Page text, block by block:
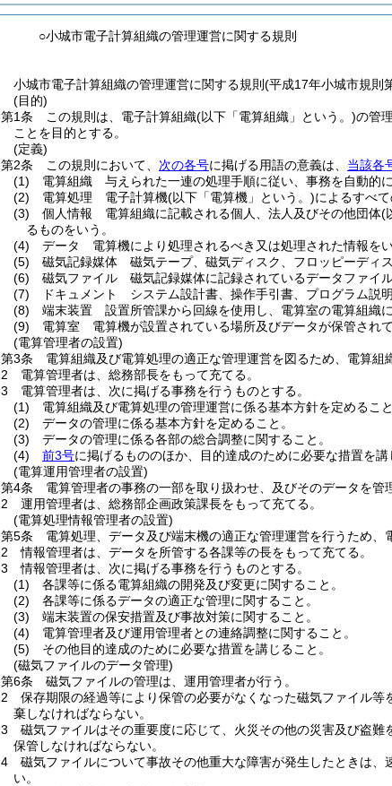
○小城市電子計算組織の管理運営に関する規則
小城市電子計算組織の管理運営に関する規則(平成17年小城市規則
(目的)
第1条
この規則は、電子計算組織(以下「電算組織」という。)の管
ことを目的とする。
(定義)
第2条
この規則において、 次の各号に掲げる用語の意義は、 当該各
(1)
電算組織 与えられた一連の処理手順に従い、事務を自動的
(2)
電算処理 電子計算機(以下「電算機」という。)によるすべて
(3)
個人情報 電算組織に記載される個人、法人及びその他団体(
るものをいう。
(4)
データ 電算機により処理されるべき又は処理された情報をい
(5)
磁気記録媒体 磁気テープ、磁気ディスク、フロッピーディ
(6)
磁気ファイル 磁気記録媒体に記録されているデータファイル
(7)
ドキュメント システム設計書、操作手引書、プログラム説
(8)
端末装置 設置所管課から回線を使用し、電算室の電算組織
(9)
電算室 電算機が設置されている場所及びデータが保管され
(電算管理者の設置)
第3条
電算組織及び電算処理の適正な管理運営を図るため、電算組
2
電算管理者は、総務部長をもって充てる。
3
電算管理者は、次に掲げる事務を行うものとする。
(1)
電算組織及び電算処理の管理運営に係る基本方針を定めること
(2)
データの管理に係る基本方針を定めること。
(3)
データの管理に係る各部の総合調整に関すること。
(4)
前3号に掲げるもののほか、目的達成のために必要な措置を講
(電算運用管理者の設置)
第4条
電算管理者の事務の一部を取り扱わせ、及びそのデータを管
2
運用管理者は、総務部企画政策課長をもって充てる。
(電算処理情報管理者の設置)
第5条
電算処理、データ及び端末機の適正な管理運営を行うため、
2
情報管理者は、データを所管する各課等の長をもって充てる。
3
情報管理者は、次に掲げる事務を行うものとする。
(1)
各課等に係る電算組織の開発及び変更に関すること。
(2)
各課等に係るデータの適正な管理に関すること。
(3)
端末装置の保安措置及び事故対策に関すること。
(4)
電算管理者及び運用管理者との連絡調整に関すること。
(5)
その他目的達成のために必要な措置を講じること。
(磁気ファイルのデータ管理)
第6条
磁気ファイルの管理は、運用管理者が行う。
2
保存期限の経過等により保管の必要がなくなった磁気ファイル
棄しなければならない。
3
磁気ファイルはその重要度に応じて、火災その他の災害及び盗
保管しなければならない。
4
磁気ファイルについて事故その他重大な障害が発生したときは
い。